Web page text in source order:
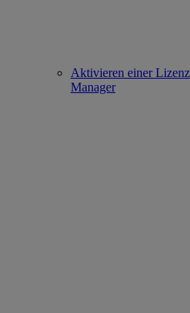
Aktivieren einer
Manager